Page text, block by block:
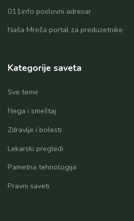
011info poslovni adresar
Naša Mreža portal za preduzetnike
Kategorije saveta
Sve teme
Nega i smeštaj
Zdravlje i bolesti
Lekarski pregledi
Pametna tehnologija
Pravni saveti